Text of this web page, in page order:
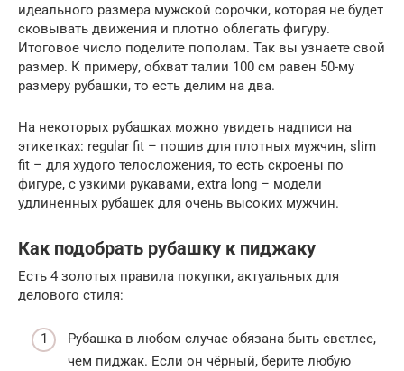
идеального размера мужской сорочки, которая не будет
сковывать движения и плотно облегать фигуру.
Итоговое число поделите пополам. Так вы узнаете свой
размер. К примеру, обхват талии 100 см равен 50-му
размеру рубашки, то есть делим на два.
На некоторых рубашках можно увидеть надписи на
этикетках: regular fit – пошив для плотных мужчин, slim
fit – для худого телосложения, то есть скроены по
фигуре, с узкими рукавами, extra long – модели
удлиненных рубашек для очень высоких мужчин.
Как подобрать рубашку к пиджаку
Есть 4 золотых правила покупки, актуальных для
делового стиля:
Рубашка в любом случае обязана быть светлее,
чем пиджак. Если он чёрный, берите любую